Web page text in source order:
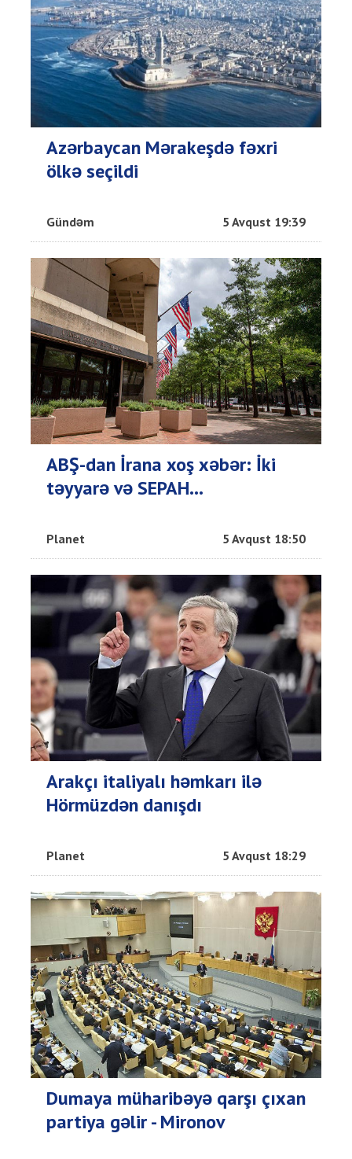
Azərbaycan Mərakeşdə fəxri
ölkə seçildi
Gündəm 5 Avqust 19:39
ABŞ-dan İrana xoş xəbər: İki
təyyarə və SEPAH...
Planet 5 Avqust 18:50
Arakçı italiyalı həmkarı ilə
Hörmüzdən danışdı
Planet 5 Avqust 18:29
Dumaya müharibəyə qarşı çıxan
partiya gəlir - Mironov